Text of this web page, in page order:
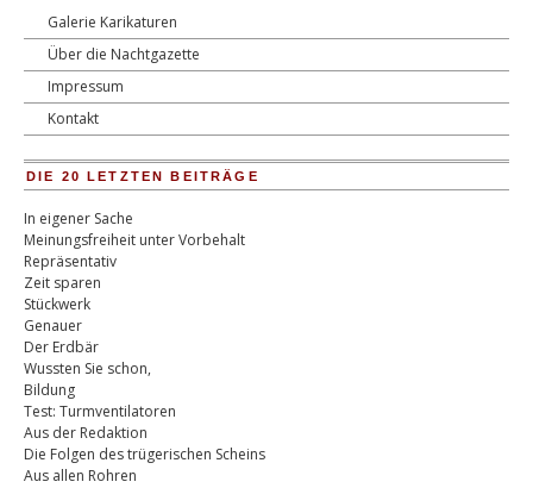
Galerie Karikaturen
Über die Nachtgazette
Impressum
Kontakt
DIE 20 LETZTEN BEITRÄGE
In eigener Sache
Meinungsfreiheit unter Vorbehalt
Repräsentativ
Zeit sparen
Stückwerk
Genauer
Der Erdbär
Wussten Sie schon,
Bildung
Test: Turmventilatoren
Aus der Redaktion
Die Folgen des trügerischen Scheins
Aus allen Rohren